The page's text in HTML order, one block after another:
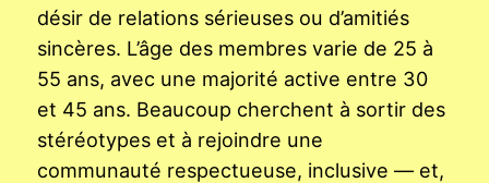
désir de relations sérieuses ou d’amitiés
sincères. L’âge des membres varie de 25 à
55 ans, avec une majorité active entre 30
et 45 ans. Beaucoup cherchent à sortir des
stéréotypes et à rejoindre une
communauté respectueuse, inclusive — et,